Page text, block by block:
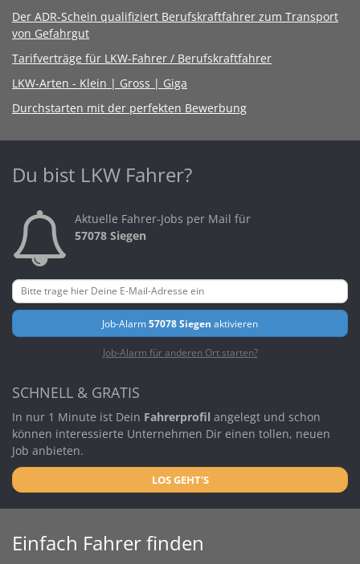
Der ADR-Schein qualifiziert Berufskraftfahrer zum Transport
von Gefahrgut
Tarifverträge für LKW-Fahrer / Berufskraftfahrer
LKW-Arten - Klein | Gross | Giga
Durchstarten mit der perfekten Bewerbung
Du bist LKW Fahrer?
Aktuelle Fahrer-Jobs per Mail für
57078 Siegen
Job-Alarm57078 Siegen aktivieren
Job-Alarm für anderen Ort starten?
SCHNELL & GRATIS
In nur 1 Minute ist Dein Fahrerprofil angelegt und schon
können interessierte Unternehmen Dir einen tollen, neuen
Job anbieten.
LOS GEHT'S
Einfach Fahrer finden